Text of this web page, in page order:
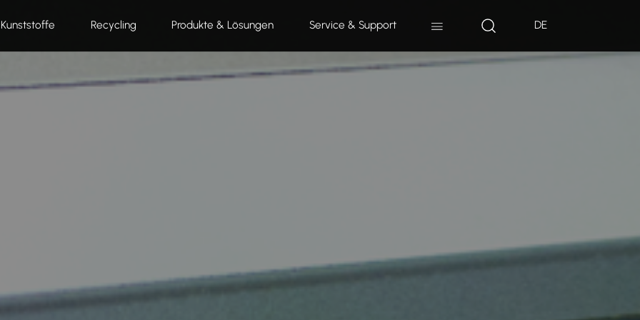
Kunststoffe Recycling Produkte & Lösungen Service & Support DE